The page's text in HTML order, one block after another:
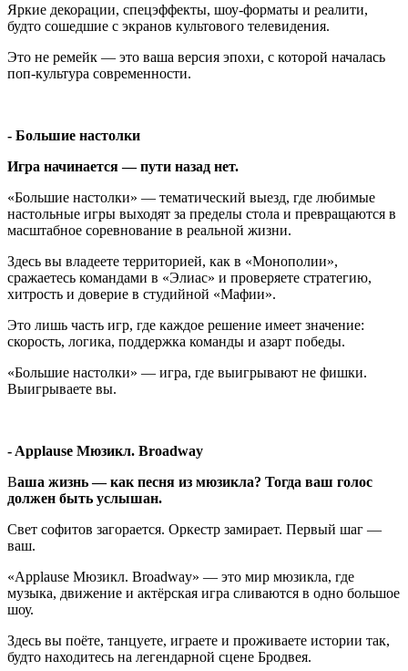
Яркие декорации, спецэффекты, шоу-форматы и реалити,
будто сошедшие с экранов культового телевидения.
Это не ремейк — это ваша версия эпохи, с которой началась
поп-культура современности.
- Большие настолки
Игра начинается — пути назад нет.
«Большие настолки» — тематический выезд, где любимые
настольные игры выходят за пределы стола и превращаются в
масштабное соревнование в реальной жизни.
Здесь вы владеете территорией, как в «Монополии»,
сражаетесь командами в «Элиас» и проверяете стратегию,
хитрость и доверие в студийной «Мафии».
Это лишь часть игр, где каждое решение имеет значение:
скорость, логика, поддержка команды и азарт победы.
«Большие настолки» — игра, где выигрывают не фишки.
Выигрываете вы.
- Applause Мюзикл. Broadway
Ваша жизнь — как песня из мюзикла? Тогда ваш голос
должен быть услышан.
Свет софитов загорается. Оркестр замирает. Первый шаг —
ваш.
«Applause Мюзикл. Broadway» — это мир мюзикла, где
музыка, движение и актёрская игра сливаются в одно большое
шоу.
Здесь вы поёте, танцуете, играете и проживаете истории так,
будто находитесь на легендарной сцене Бродвея.